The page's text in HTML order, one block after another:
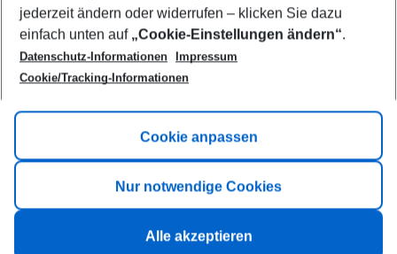
Footer
Footer navigation
Title A
Link A
All rights reserved
jederzeit ändern oder widerrufen – klicken Sie dazu
einfach unten auf „Cookie-Einstellungen ändern“.
Datenschutz-Informationen
Impressum
Cookie/Tracking-Informationen
Cookie anpassen
Nur notwendige Cookies
Alle akzeptieren